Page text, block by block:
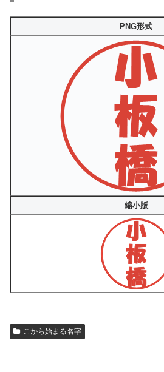
PNG形式
縮小版
こから始まる名字